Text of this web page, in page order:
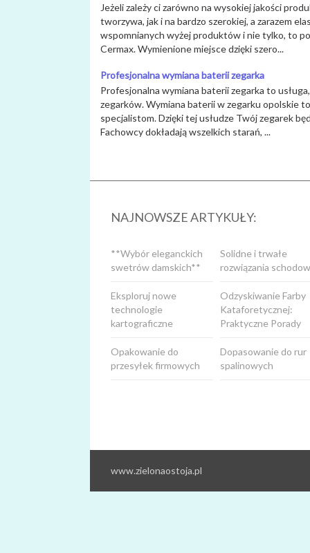
Jeżeli zależy ci zarówno na wysokiej jakości
tworzywa, jak i na bardzo szerokiej, a zarazem
wspomnianych wyżej produktów i nie tylko, to
Cermax. Wymienione miejsce dzięki szero...
Profesjonalna wymiana baterii zegarka
Profesjonalna wymiana baterii zegarka to
zegarków. Wymiana baterii w zegarku opolskie
specjalistom. Dzięki tej usłudze Twój zegarek
Fachowcy dokładają wszelkich starań, ...
NAJNOWSZE ARTYKUŁY:
Solidne i trwałe
rozwiązania
**Wybór eleganckich
swetrów damskich**
Odzyskiwanie Farby
Kataforetycznej:
Praktyczne Porady
Eksploruj nowe
technologie
kartograficzne
Dopasowanie do rur
spalinowych
Opakowanie do
przesyłek firmowych
www.zielonaostoja.pl